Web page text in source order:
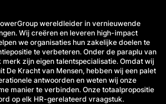
wereldleider in vernieuwende
Wij creëren en leveren high-impact
we organisaties hun zakelijke doelen te
te verbeteren. Onder de paraplu van
merk zijn eigen talentspecialisatie. Omdat wij
De Kracht van Mensen, hebben wij een palet
antwoorden en weten wij onze
manier te verbinden. Onze totaalpropositie
op elk HR-gerelateerd vraagstuk.